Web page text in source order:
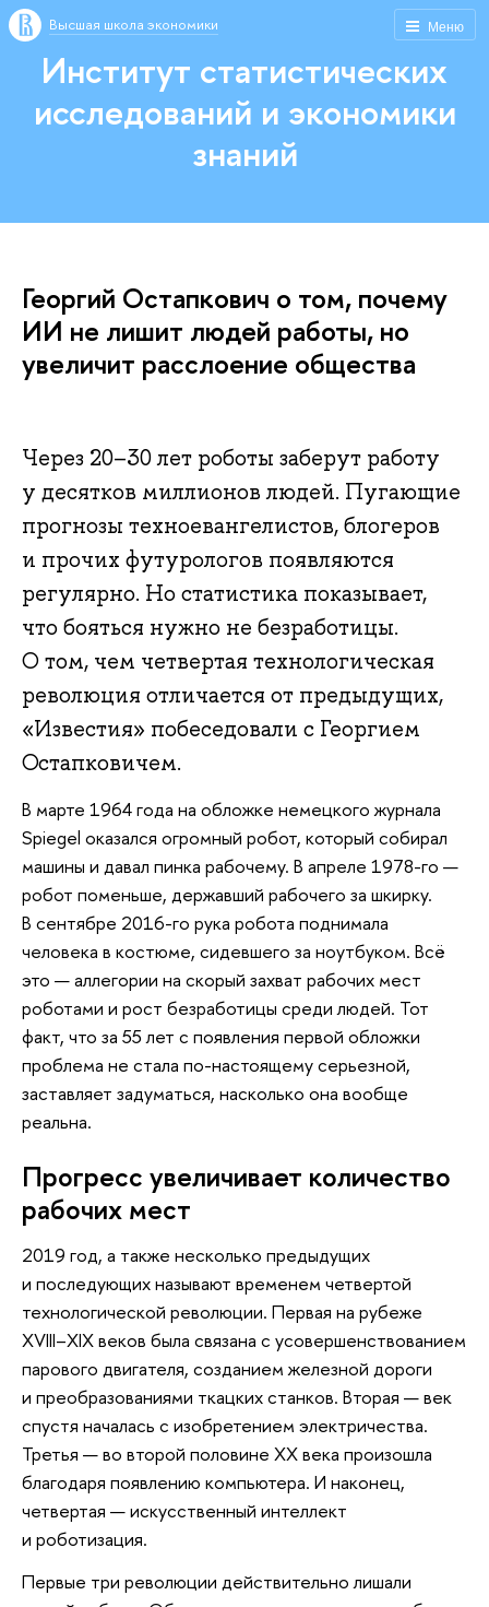
Меню
Высшая школа экономики
Институт статистических
исследований и экономики
знаний
Георгий Остапкович о том, почему
ИИ не лишит людей работы, но
увеличит расслоение общества
Через 20–30 лет роботы заберут работу
у десятков миллионов людей. Пугающие
прогнозы техноевангелистов, блогеров
и прочих футурологов появляются
регулярно. Но статистика показывает,
что бояться нужно не безработицы.
О том, чем четвертая технологическая
революция отличается от предыдущих,
«Известия» побеседовали с Георгием
Остапковичем.
В марте 1964 года на обложке немецкого журнала
Spiegel оказался огромный робот, который собирал
машины и давал пинка рабочему. В апреле 1978-го —
робот поменьше, державший рабочего за шкирку.
В сентябре 2016-го рука робота поднимала
человека в костюме, сидевшего за ноутбуком. Всё
это — аллегории на скорый захват рабочих мест
роботами и рост безработицы среди людей. Тот
факт, что за 55 лет с появления первой обложки
проблема не стала по-настоящему серьезной,
заставляет задуматься, насколько она вообще
реальна.
Прогресс увеличивает количество
рабочих мест
2019 год, а также несколько предыдущих
и последующих называют временем четвертой
технологической революции. Первая на рубеже
XVIII–XIX веков была связана с усовершенствованием
парового двигателя, созданием железной дороги
и преобразованиями ткацких станков. Вторая — век
спустя началась с изобретением электричества.
Третья — во второй половине ХХ века произошла
благодаря появлению компьютера. И наконец,
четвертая — искусственный интеллект
и роботизация.
Первые три революции действительно лишали